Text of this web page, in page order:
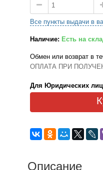
Все пункты выдачи в
Наличие: Есть на
Обмен или возврат в
ОПЛАТА ПРИ
Для Юридических
Описание